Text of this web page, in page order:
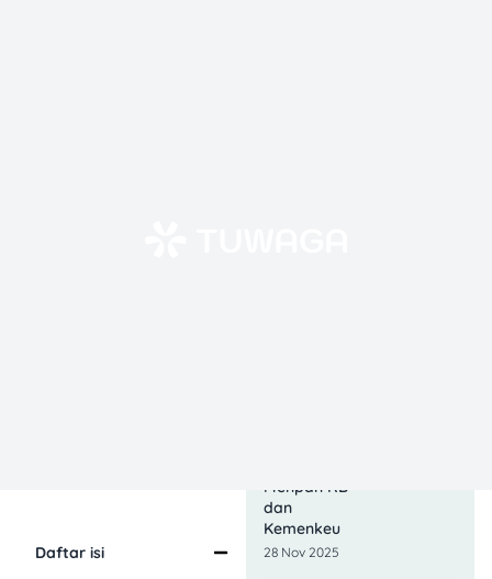
Daftar isi
Menpan RB
dan
Kemenkeu
28 Nov 2025